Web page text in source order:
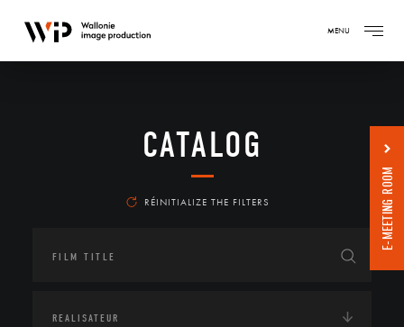
MENU
CATALOG
RÉINITIALIZE THE FILTERS E-MEETING ROOM